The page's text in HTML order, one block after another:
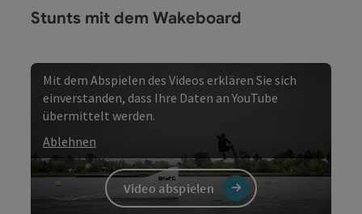
Stunts mit dem Wakeboard
Video abspielen
Mit dem Abspielen des Videos erklären Sie sich
einverstanden, dass Ihre Daten an YouTube
übermittelt werden.
Ablehnen